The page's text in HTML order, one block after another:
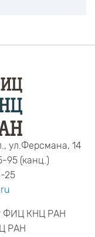
ул.Ферсмана, 14
95 (канц.)
25
ФИЦ КНЦ РАН
РАН